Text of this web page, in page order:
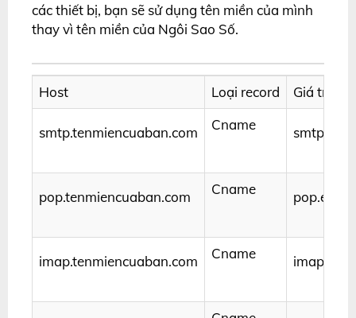
các thiết bị, bạn sẽ sử dụng tên miền của mình
thay vì tên miền của Ngôi Sao Số.
Host Loại record Giá trị
smtp.tenmiencuaban.com Cname
pop.tenmiencuaban.com Cname
imap.tenmiencuaban.com Cname